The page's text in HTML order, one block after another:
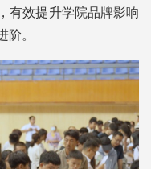
有效提升学院品牌影响
阶。